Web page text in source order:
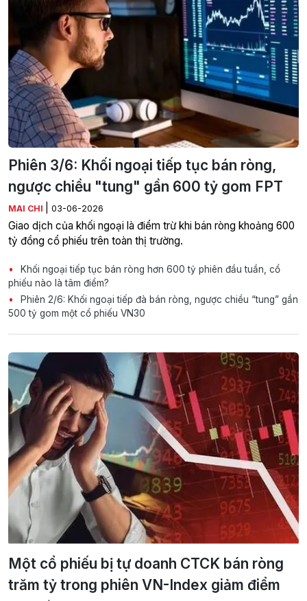
Phiên 3/6: Khối ngoại tiếp tục bán ròng,
ngược chiều "tung" gần 600 tỷ gom FPT
MAI CHI 03-06-2026
Giao dịch của khối ngoại là điểm trừ khi bán ròng khoảng 600
tỷ đồng cổ phiếu trên toàn thị trường.
Khối ngoại tiếp tục bán ròng hơn 600 tỷ phiên đầu tuần, cổ
phiếu nào là tâm điểm?
Phiên 2/6: Khối ngoại tiếp đà bán ròng, ngược chiều “tung” gần
500 tỷ gom một cổ phiếu VN30
Một cổ phiếu bị tự doanh CTCK bán ròng
trăm tỷ trong phiên VN-Index giảm điểm